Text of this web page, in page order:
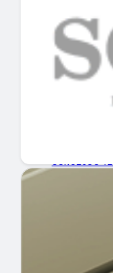
INICIO
EMPRESAS
GUÍA DE